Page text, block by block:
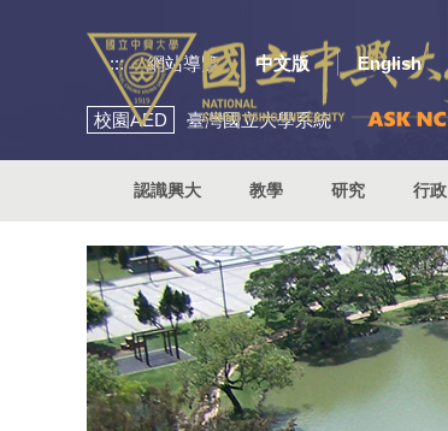
::: 網站導覽 中文版 English
校園AED 臺灣國立大學系統
認識興大 教學 研究 行政